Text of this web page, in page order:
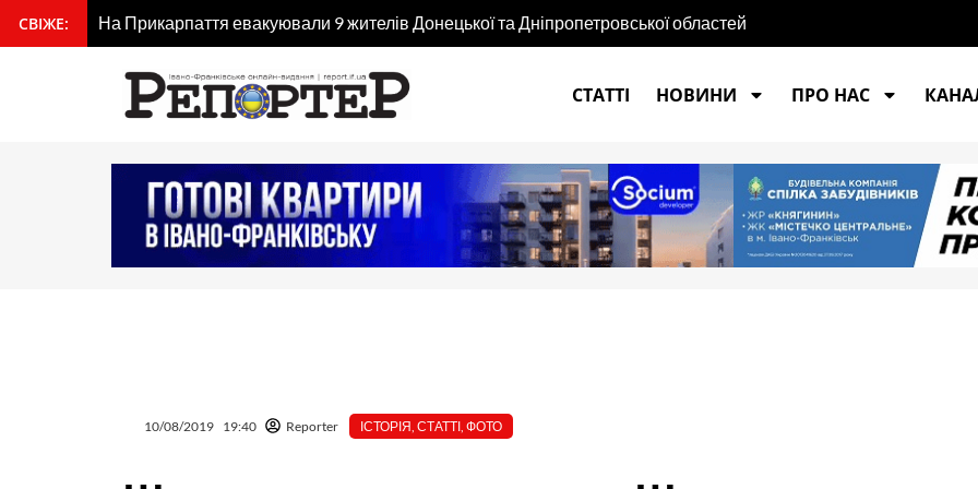
вмісту
СВІЖЕ: Рятувальники з Прикарпаття у складі зведеного загону гасять пожежі у Франції
СТАТТІ
НОВИНИ ПРО НАС
10/08/2019 19:40 Reporter ІСТОРІЯ СТАТТІ ФОТО